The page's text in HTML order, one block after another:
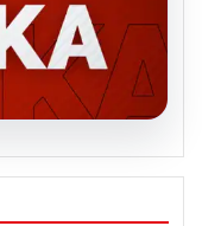
bildiri: Dikkat